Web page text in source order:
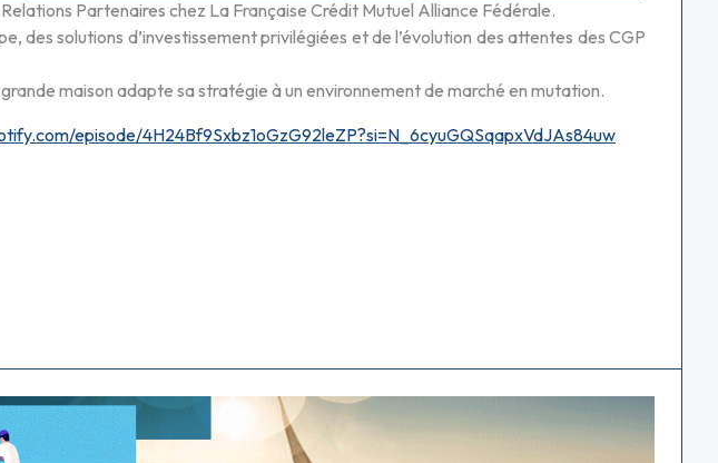
Partenaires chez La Française Crédit Mutuel Alliance Fédérale.
des solutions d’investissement privilégiées et de l’évolution des attentes des CGP
maison adapte sa stratégie à un environnement de marché en mutation.
episode/4H24Bf9Sxbz1oGzG92leZP?si=N_6cyuGQSqapxVdJAs84uw